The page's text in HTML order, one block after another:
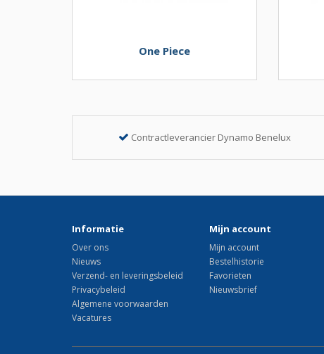
One Piece
Contractleverancier Dynamo Benelux
Informatie
Over ons
Nieuws
Verzend- en leveringsbeleid
Privacybeleid
Algemene voorwaarden
Vacatures
Mijn account
Mijn account
Bestelhistorie
Favorieten
Nieuwsbrief